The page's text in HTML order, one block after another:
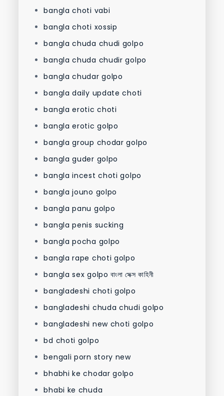
bangla choti vabi
bangla choti xossip
bangla chuda chudi golpo
bangla chuda chudir golpo
bangla chudar golpo
bangla daily update choti
bangla erotic choti
bangla erotic golpo
bangla group chodar golpo
bangla guder golpo
bangla incest choti golpo
bangla jouno golpo
bangla panu golpo
bangla penis sucking
bangla pocha golpo
bangla rape choti golpo
bangla sex golpo বাংলা সেক্স কাহিনী
bangladeshi choti golpo
bangladeshi chuda chudi golpo
bangladeshi new choti golpo
bd choti golpo
bengali porn story new
bhabhi ke chodar golpo
bhabi ke chuda